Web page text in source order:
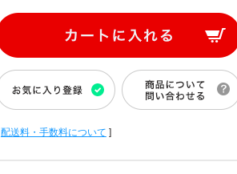
配送料・手数料について ]